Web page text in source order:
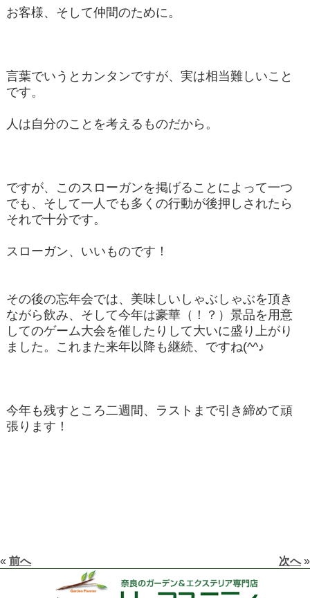
お客様、そして仲間のために。
言葉でいうとカンタンですが、実は相当難しいこと
です。
人は自分のことを考えるものだから。
ですが、このスローガンを掲げることによって一つ
でも、そして一人でも多くの行動が後押しされたら
それで十分です。
スローガン、いいものです！
その後の忘年会では、美味しいしゃぶしゃぶを頂き
ながら飲み、そして今年は豪華（！？）景品を用意
してのゲーム大会を催したりして大いに盛り上がり
ました。これまた来年以降も継続、ですね(^^♪
今年も残すところ二週間、ラストまで引き締めて頑
張ります！
« 前へ 次へ»